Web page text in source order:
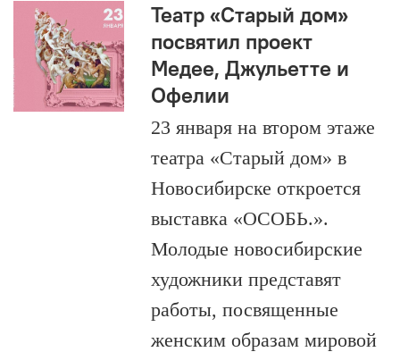
Театр «Старый дом»
посвятил проект
Медее, Джульетте и
Офелии
23 января на втором этаже
театра «Старый дом» в
Новосибирске откроется
выставка «ОСОБЬ.».
Молодые новосибирские
художники представят
работы, посвященные
женским образам мировой